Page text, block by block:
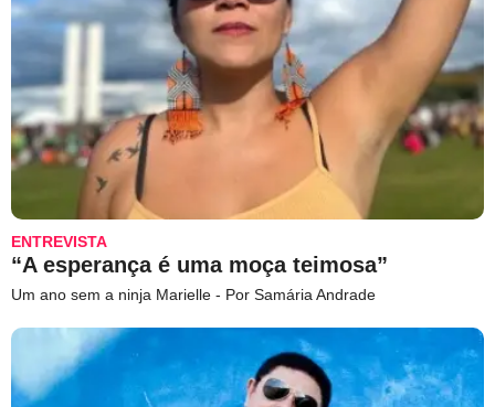
ENTREVISTA
“A esperança é uma moça teimosa”
Um ano sem a ninja Marielle - Por Samária Andrade